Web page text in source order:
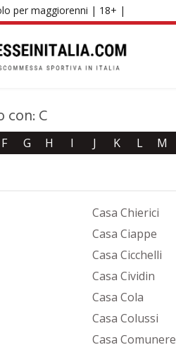
per maggiorenni | 18+ |
con: C
F G H I J K L M
Casa Chierici
Casa Ciappe
Casa Cicchelli
Casa Cividin
Casa Cola
Casa Colussi
Casa Comunere